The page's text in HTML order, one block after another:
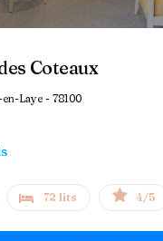
Coteaux
Laye - 78100
72 lits 4/5